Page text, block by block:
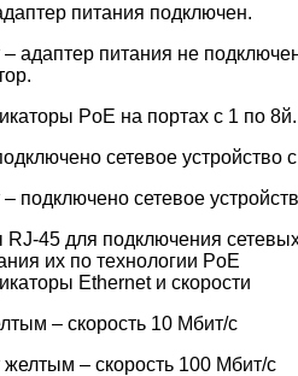
питания подключен.
– адаптер питания не
PoE на портах с 1 по 8й.
сетевое устройство
– подключено сетевое
45 для подключения
их по технологии PoE
Ethernet и скорости
– скорость 10 Мбит/с
желтым – скорость 100 Мбит/с